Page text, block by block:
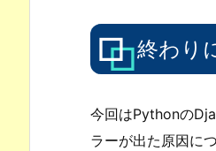
終わり
今回はPythonの
ラーが出た原因に